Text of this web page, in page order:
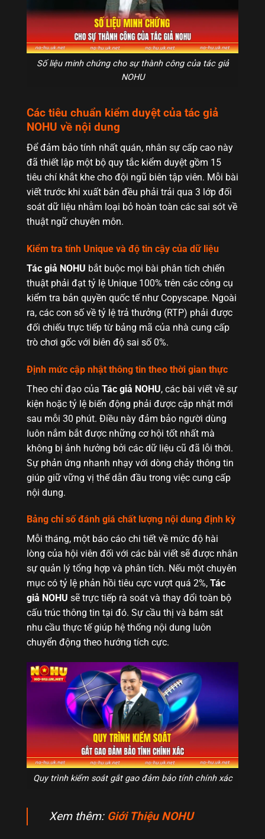
Số liệu minh chứng cho sự thành công của tác giả
NOHU
Các tiêu chuẩn kiểm duyệt của tác giả
NOHU về nội dung
Để đảm bảo tính nhất quán, nhân sự cấp cao này
đã thiết lập một bộ quy tắc kiểm duyệt gồm 15
tiêu chí khắt khe cho đội ngũ biên tập viên. Mỗi bài
viết trước khi xuất bản đều phải trải qua 3 lớp đối
soát dữ liệu nhằm loại bỏ hoàn toàn các sai sót về
thuật ngữ chuyên môn.
Kiểm tra tính Unique và độ tin cậy của dữ liệu
Tác giả NOHU bắt buộc mọi bài phân tích chiến
thuật phải đạt tỷ lệ Unique 100% trên các công cụ
kiểm tra bản quyền quốc tế như Copyscape. Ngoài
ra, các con số về tỷ lệ trả thưởng (RTP) phải được
đối chiếu trực tiếp từ bảng mã của nhà cung cấp
trò chơi gốc với biên độ sai số 0%.
Định mức cập nhật thông tin theo thời gian thực
Theo chỉ đạo của Tác giả NOHU, các bài viết về sự
kiện hoặc tỷ lệ biến động phải được cập nhật mới
sau mỗi 30 phút. Điều này đảm bảo người dùng
luôn nắm bắt được những cơ hội tốt nhất mà
không bị ảnh hưởng bởi các dữ liệu cũ đã lỗi thời.
Sự phản ứng nhanh nhạy với dòng chảy thông tin
giúp giữ vững vị thế dẫn đầu trong việc cung cấp
nội dung.
Bảng chỉ số đánh giá chất lượng nội dung định kỳ
Mỗi tháng, một báo cáo chi tiết về mức độ hài
lòng của hội viên đối với các bài viết sẽ được nhân
sự quản lý tổng hợp và phân tích. Nếu một chuyên
mục có tỷ lệ phản hồi tiêu cực vượt quá 2%, Tác
giả NOHU sẽ trực tiếp rà soát và thay đổi toàn bộ
cấu trúc thông tin tại đó. Sự cầu thị và bám sát
nhu cầu thực tế giúp hệ thống nội dung luôn
chuyển động theo hướng tích cực.
Quy trình kiểm soát gắt gao đảm bảo tính chính xác
Xem thêm: Giới Thiệu NOHU